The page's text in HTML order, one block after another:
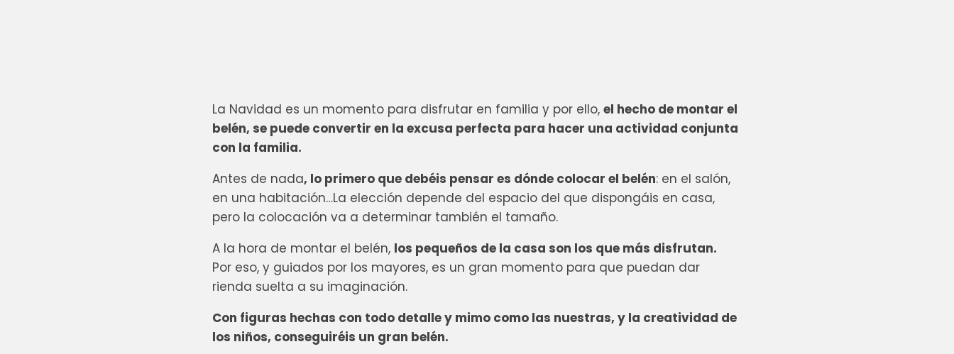
La Navidad es un momento para disfrutar en familia y por ello, el hecho de montar el
belén, se puede convertir en la excusa perfecta para hacer una actividad conjunta
con la familia.
Antes de nada, lo primero que debéis pensar es dónde colocar el belén: en el salón,
en una habitación…La elección depende del espacio del que dispongáis en casa,
pero la colocación va a determinar también el tamaño.
A la hora de montar el belén, los pequeños de la casa son los que más disfrutan.
Por eso, y guiados por los mayores, es un gran momento para que puedan dar
rienda suelta a su imaginación.
Con figuras hechas con todo detalle y mimo como las nuestras, y la creatividad de
los niños, conseguiréis un gran belén.